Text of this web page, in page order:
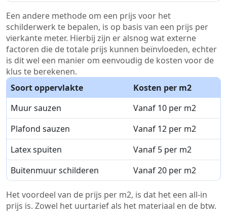
Een andere methode om een prijs voor het
schilderwerk te bepalen, is op basis van een prijs per
vierkante meter. Hierbij zijn er alsnog wat externe
factoren die de totale prijs kunnen beïnvloeden, echter
is dit wel een manier om eenvoudig de kosten voor de
klus te berekenen.
Soort oppervlakte
Kosten per m2
Muur sauzen
Vanaf 10 per m2
Plafond sauzen
Vanaf 12 per m2
Latex spuiten
Vanaf 5 per m2
Buitenmuur schilderen
Vanaf 20 per m2
Het voordeel van de prijs per m2, is dat het een all-in
prijs is. Zowel het uurtarief als het materiaal en de btw.